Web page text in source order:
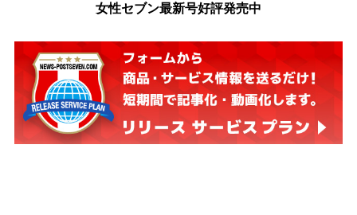
女性セブン最新号好評発売中